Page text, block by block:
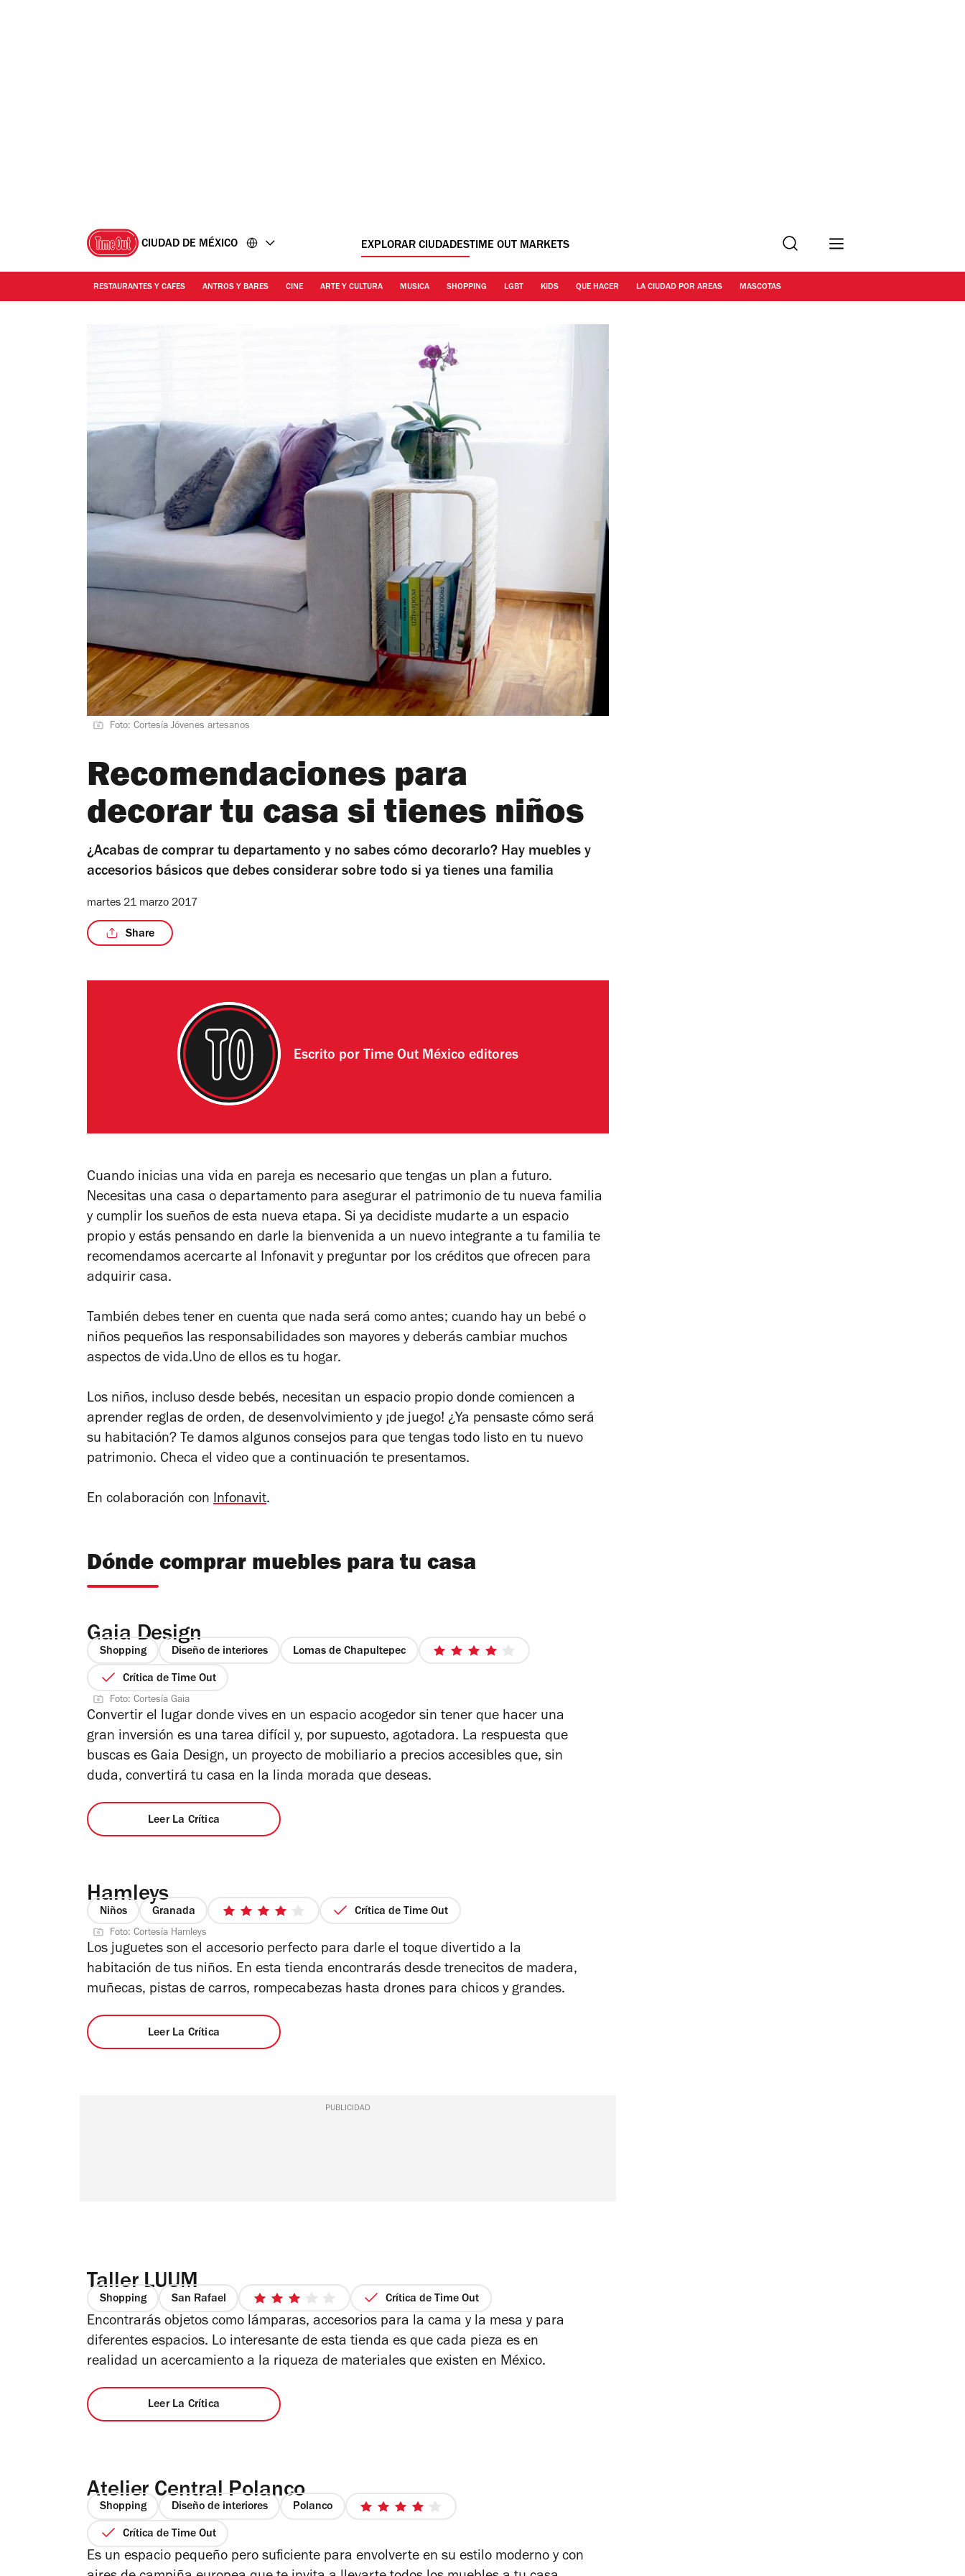
CIUDAD DE MÉXICO EXPLORAR CIUDADESTIME OUT MARKETS Buscar
RESTAURANTES Y CAFES ANTROS Y BARES CINE ARTE Y CULTURA MUSICA SHOPPING LGBT KIDS QUE HACER LA CIUDAD POR AREAS MASCOTAS
Foto: Cortesía Jóvenes artesanos
Recomendaciones para
decorar tu casa si tienes niños
¿Acabas de comprar tu departamento y no sabes cómo decorarlo? Hay muebles y
accesorios básicos que debes considerar sobre todo si ya tienes una familia
martes 21 marzo 2017
Share
Escrito por Time Out México editores
Cuando inicias una vida en pareja es necesario que tengas un plan a futuro.
Necesitas una casa o departamento para asegurar el patrimonio de tu nueva familia
y cumplir los sueños de esta nueva etapa. Si ya decidiste mudarte a un espacio
propio y estás pensando en darle la bienvenida a un nuevo integrante a tu familia te
recomendamos acercarte al Infonavit y preguntar por los créditos que ofrecen para
adquirir casa.
También debes tener en cuenta que nada será como antes; cuando hay un bebé o
niños pequeños las responsabilidades son mayores y deberás cambiar muchos
aspectos de vida.Uno de ellos es tu hogar.
Los niños, incluso desde bebés, necesitan un espacio propio donde comiencen a
aprender reglas de orden, de desenvolvimiento y ¡de juego! ¿Ya pensaste cómo será
su habitación? Te damos algunos consejos para que tengas todo listo en tu nuevo
patrimonio. Checa el video que a continuación te presentamos.
En colaboración con Infonavit.
Dónde comprar muebles para tu casa
Gaia Design
Shopping Diseño de interiores Lomas de Chapultepec
4
estrellas
Crítica de Time Out
Foto: Cortesía Gaia
Convertir el lugar donde vives en un espacio acogedor sin tener que hacer una
gran inversión es una tarea difícil y, por supuesto, agotadora. La respuesta que
buscas es Gaia Design, un proyecto de mobiliario a precios accesibles que, sin
duda, convertirá tu casa en la linda morada que deseas.
Leer La Crítica
Hamleys
Niños Granada
4
5
estrellas
Crítica de Time Out
Foto: Cortesía Hamleys
Los juguetes son el accesorio perfecto para darle el toque divertido a la
habitación de tus niños. En esta tienda encontrarás desde trenecitos de madera,
muñecas, pistas de carros, rompecabezas hasta drones para chicos y grandes.
Leer La Crítica
PUBLICIDAD
Taller LUUM
Shopping San Rafael
3
de
5
estrellas
Crítica de Time Out
Encontrarás objetos como lámparas, accesorios para la cama y la mesa y para
diferentes espacios. Lo interesante de esta tienda es que cada pieza es en
realidad un acercamiento a la riqueza de materiales que existen en México.
Leer La Crítica
Atelier Central Polanco
Shopping Diseño de interiores Polanco
4
Crítica de Time Out
Es un espacio pequeño pero suficiente para envolverte en su estilo moderno y con